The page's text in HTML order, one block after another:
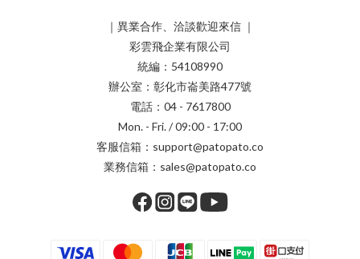
｜異業合作、洽談歡迎來信 ｜
彩雲飛企業有限公司
統編：54108990
辦公室：彰化市崙美路477號
電話：04 - 7617800
Mon. - Fri. / 09:00 - 17:00
客服信箱：support@patopato.co
業務信箱：sales@patopato.co